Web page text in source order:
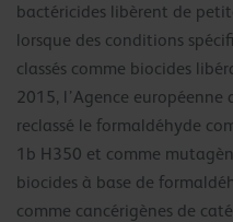
bactéricides libèrent de
lorsque des conditions
classés comme biocides
2015, l’Agence européenne
reclassé le formaldéhyde
1b H350 et comme
biocides à base de
comme cancérigènes de